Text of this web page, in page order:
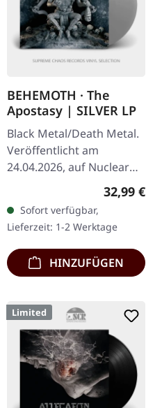
BEHEMOTH · The
Apostasy | SILVER LP
Black Metal/Death Metal.
Veröffentlicht am
24.04.2026, auf Nuclear
Sonderedition auf matt
silbernem Vinyl. Standard-
Cover. 8-seitiges…
32,99 €
Sofort verfügbar,
Lieferzeit: 1-2 Werktage
HINZUFÜGEN
Limited